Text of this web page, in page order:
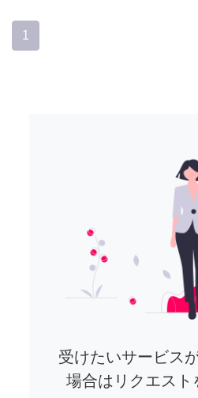
1
受けたいサービス
場合はリクエスト